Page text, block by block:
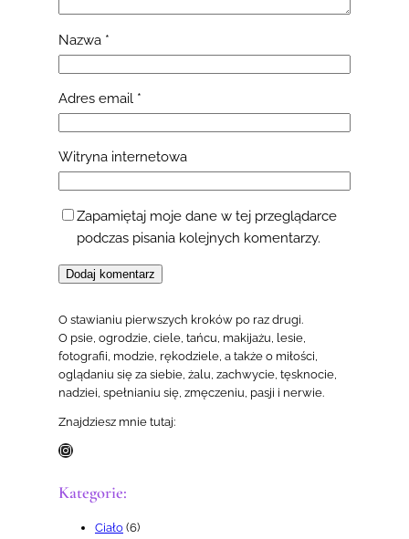
Nazwa *
Adres email *
Witryna internetowa
Zapamiętaj moje dane w tej przeglądarce
podczas pisania kolejnych komentarzy.
O stawianiu pierwszych kroków po raz drugi.
O psie, ogrodzie, ciele, tańcu, makijażu, lesie,
fotografii, modzie, rękodziele, a także o miłości,
oglądaniu się za siebie, żalu, zachwycie, tęsknocie,
nadziei, spełnianiu się, zmęczeniu, pasji i nerwie.
Znajdziesz mnie tutaj:
Instagram
Kategorie:
Ciało (6)